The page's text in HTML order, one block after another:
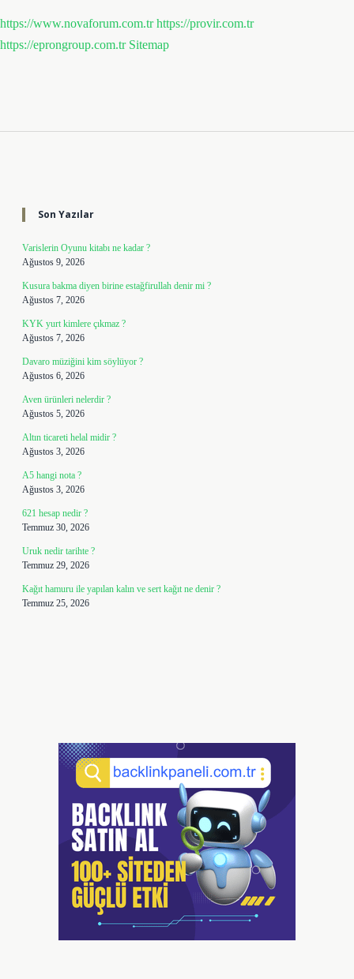
https://www.novaforum.com.tr https://provir.com.tr
https://eprongroup.com.tr Sitemap
Son Yazılar
Varislerin Oyunu kitabı ne kadar ?
Ağustos 9, 2026
Kusura bakma diyen birine estağfirullah denir mi ?
Ağustos 7, 2026
KYK yurt kimlere çıkmaz ?
Ağustos 7, 2026
Davaro müziğini kim söylüyor ?
Ağustos 6, 2026
Aven ürünleri nelerdir ?
Ağustos 5, 2026
Altın ticareti helal midir ?
Ağustos 3, 2026
A5 hangi nota ?
Ağustos 3, 2026
621 hesap nedir ?
Temmuz 30, 2026
Uruk nedir tarihte ?
Temmuz 29, 2026
Kağıt hamuru ile yapılan kalın ve sert kağıt ne denir ?
Temmuz 25, 2026